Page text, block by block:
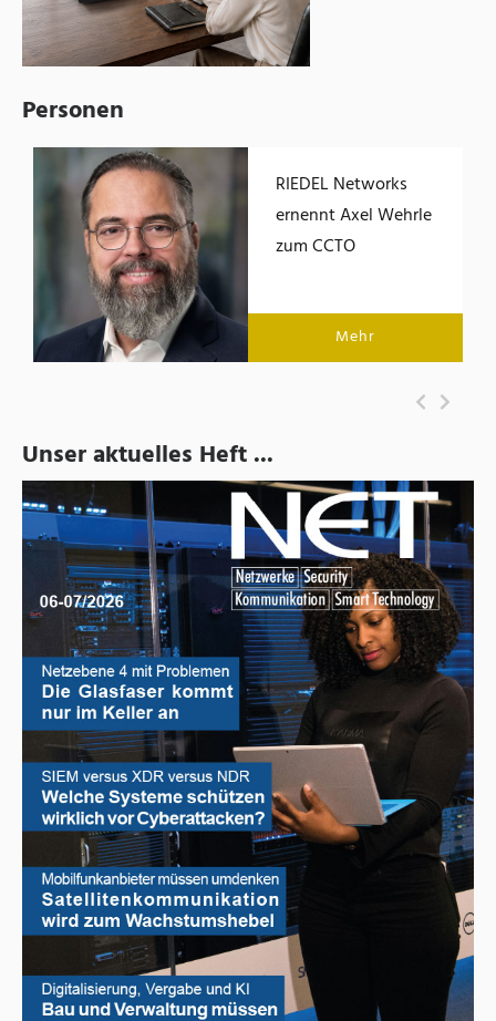
Personen
RIEDEL Networks
ernennt Axel Wehrle
zum CCTO
Mehr
Unser aktuelles Heft ...